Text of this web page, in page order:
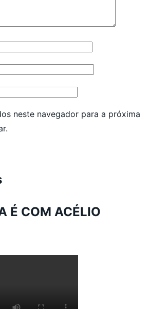
neste navegador para a próxima
É COM ACÉLIO